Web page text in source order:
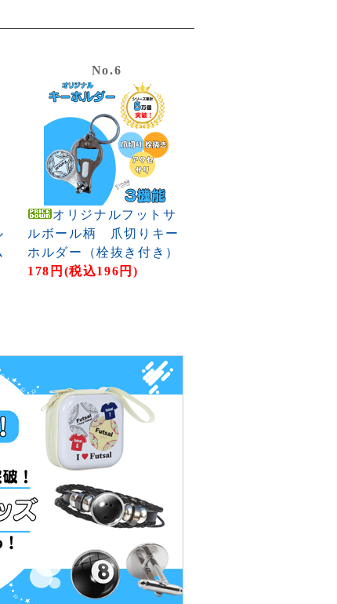
No.6
オリジナルフットサ
ルボール柄 爪切りキー
ホルダー（栓抜き付き）
178円(税込196円)